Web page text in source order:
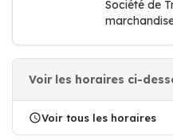
Société de
Voir les horaires ci-
Voir tous les horaires